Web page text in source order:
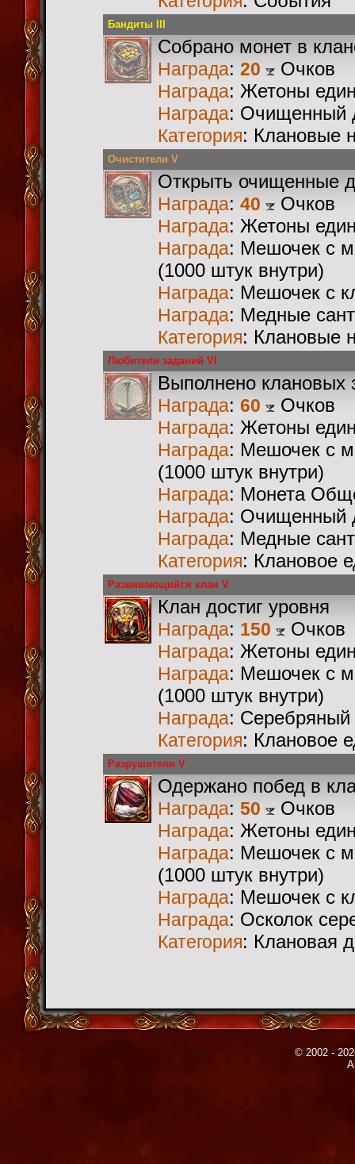
Бандиты III
Собрано монет в
Награда: 20 Очков
Награда: Жетоны
Награда: Очищенный
Категория: Клановые
Очистители V
Открыть очищенные
Награда: 40 Очков
Награда: Жетоны
Награда: Мешочек с
(1000 штук внутри)
Награда: Мешочек с
Награда: Медные
Категория: Клановые
Любители заданий VI
Выполнено клановых
Награда: 60 Очков
Награда: Жетоны
Награда: Мешочек с
(1000 штук внутри)
Награда: Монета
Награда: Очищенный
Награда: Медные
Категория: Клановое
Развивающийся клан V
Клан достиг уровня
Награда: 150 Очков
Награда: Жетоны
Награда: Мешочек с
(1000 штук внутри)
Награда: Серебряный
Категория: Клановое
Разрушители V
Одержано побед в
Награда: 50 Очков
Награда: Жетоны
Награда: Мешочек с
(1000 штук внутри)
Награда: Мешочек с
Награда: Осколок
Категория: Клановая
© 2002 -